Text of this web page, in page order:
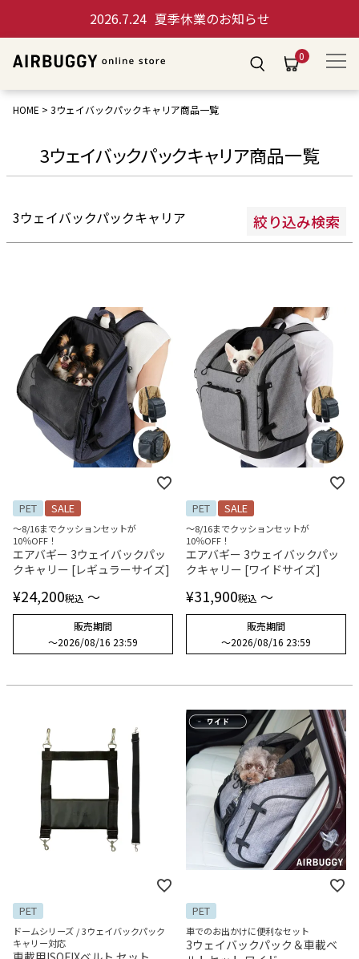
2026.7.24 夏季休業のお知らせ
0
HOME 3ウェイバックパックキャリア商品一覧
3ウェイバックパックキャリア商品一覧
3ウェイバックパックキャリア 絞り込み検索
価格が高い順
価格(税抜)
商品番号/JANコード
PET SALE
～8/16までクッションセットが
10％OFF！
エアバギー 3ウェイバックパッ
クキャリー [レギュラーサイズ]
¥24,200税込 〜
販売期間
〜2026/08/16 23:59
PET SALE
～8/16までクッションセットが
10％OFF！
エアバギー 3ウェイバックパッ
クキャリー [ワイドサイズ]
¥31,900税込 〜
販売期間
〜2026/08/16 23:59
PET
ドームシリーズ / 3ウェイバックパック
キャリー対応
PET
車でのお出かけに便利なセット
3ウェイバックパック＆車載ベ